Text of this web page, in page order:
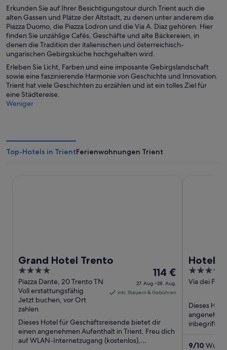
Erkunden Sie auf Ihrer Besichtigungstour durch Trient auch die
alten Gassen und Plätze der Altstadt, zu denen unter anderem die
Piazza Duomo, die Piazza Lodron und die Via A. Diaz gehören. Hier
finden Sie unzählige Cafés, Geschäfte und alte Bäckereien, in
denen die Tradition der italienischen und österreichisch-
ungarischen Gebirgsküche hochgehalten wird.
Erleben Sie Licht, Farben und eine imposante Gebirgslandschaft
sowie eine faszinierende Harmonie von Geschichte und Innovation.
Trient hat viele Geschichten zu erzählen und ist ein tolles Ziel für
eine Städtereise.
Weniger
Top-Hotels in TrientFerienwohnungen Trient
Grand Hotel Trento
4
out
of
5
Piazza Dante, 20 Trento TN
Voll erstattungsfähig
Jetzt buchen, vor Ort
zahlen
Der
Preis
beträgt
Nacht
vom
114 €
27. Aug.–28. Aug.
inkl. Steuern & Gebühren
Dieses Hotel für Geschäftsreisende bietet dir
einen angenehmen Aufenthalt in Trient. Freu dich
auf WLAN-Internetzugang (kostenlos),
Hotel
4
out
5
Via dei
Dieses
9/10